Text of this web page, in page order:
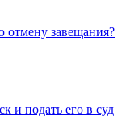
завещания?
и подать его в суд